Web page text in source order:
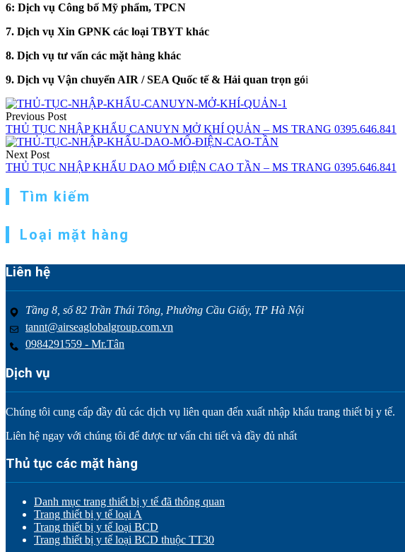
6: Dịch vụ Công bố Mỹ phẩm, TPCN
7. Dịch vụ Xin GPNK các loại TBYT khác
8. Dịch vụ tư vấn các mặt hàng khác
9. Dịch vụ Vận chuyển AIR / SEA Quốc tế & Hải quan trọn gói
Điều
hướng
bài
viết
Previous Post
THỦ TỤC NHẬP KHẨU CANUYN MỞ KHÍ QUẢN – MS TRANG 0395.646.841
Next Post
THỦ TỤC NHẬP KHẨU DAO MỔ ĐIỆN CAO TẦN – MS TRANG 0395.646.841
Tìm kiếm
Loại mặt hàng
Liên hệ
Tầng 8, số 82 Trần Thái Tông, Phường Cầu Giấy, TP Hà Nội
tannt@airseaglobalgroup.com.vn
0984291559 - Mr.Tân
Dịch vụ
Chúng tôi cung cấp đầy đủ các dịch vụ liên quan đến xuất nhập khẩu trang thiết bị y tế.
Liên hệ ngay với chúng tôi để được tư vấn chi tiết và đầy đủ nhất
Thủ tục các mặt hàng
Danh mục trang thiết bị y tế đã thông quan
Trang thiết bị y tế loại A
Trang thiết bị y tế loại BCD
Trang thiết bị y tế loại BCD thuộc TT30